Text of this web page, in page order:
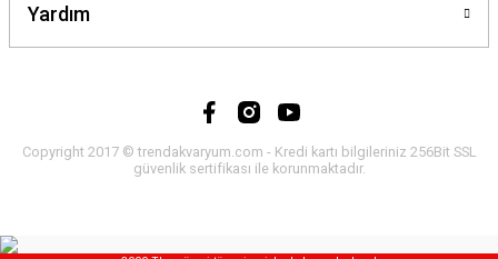
Yardım
Copyright 2017 © trendakvaryum.com - Kredi kartı bilgileriniz 256Bit SSL
güvenlik sertifikası ile korunmaktadır.